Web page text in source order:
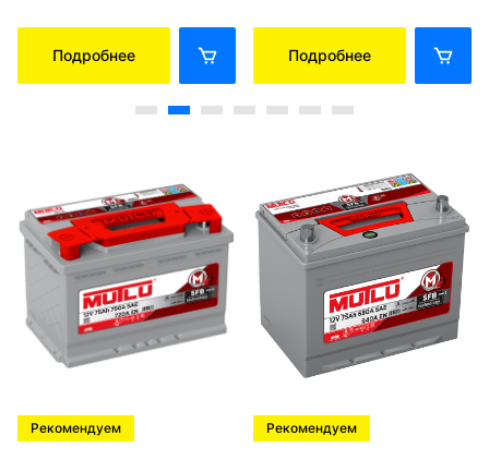
Подробнее Подробнее
Рекомендуем Рекомендуем